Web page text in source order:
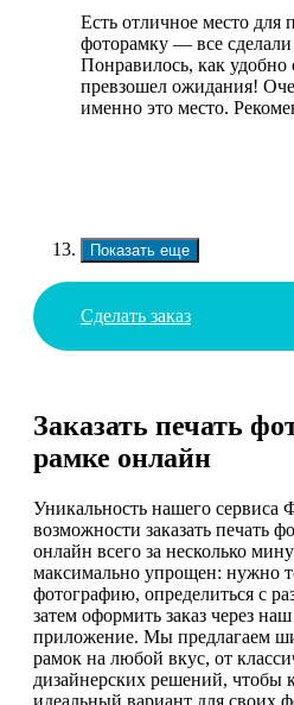
Есть отличное место для
фоторамку — все сделали
Понравилось, как удобно
превзошел ожидания!
именно это место.
Показать еще
Сделать заказ
Заказать печать
рамке онлайн
Уникальность нашего сервиса
возможности заказать печать
онлайн всего за несколько
максимально упрощен: нужно
фотографию, определиться с
затем оформить заказ через
приложение. Мы предлагаем
рамок на любой вкус, от
дизайнерских решений, чтобы